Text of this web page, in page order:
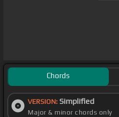
Chords
VERSION: Simplified
Major & minor chords only